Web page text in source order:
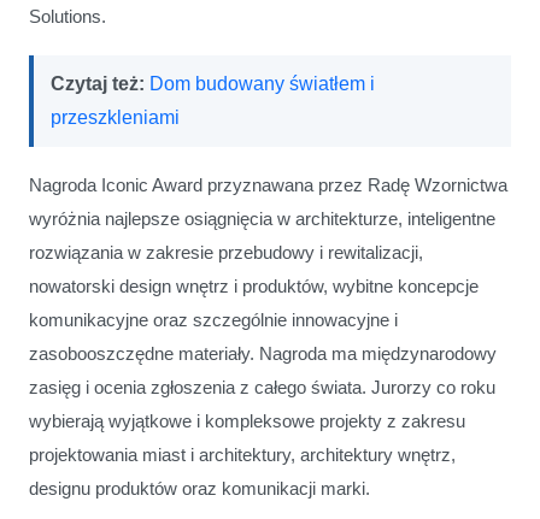
Solutions.
Czytaj też: Dom budowany światłem i
przeszkleniami
Nagroda Iconic Award przyznawana przez Radę Wzornictwa
wyróżnia najlepsze osiągnięcia w architekturze, inteligentne
rozwiązania w zakresie przebudowy i rewitalizacji,
nowatorski design wnętrz i produktów, wybitne koncepcje
komunikacyjne oraz szczególnie innowacyjne i
zasobooszczędne materiały. Nagroda ma międzynarodowy
zasięg i ocenia zgłoszenia z całego świata. Jurorzy co roku
wybierają wyjątkowe i kompleksowe projekty z zakresu
projektowania miast i architektury, architektury wnętrz,
designu produktów oraz komunikacji marki.